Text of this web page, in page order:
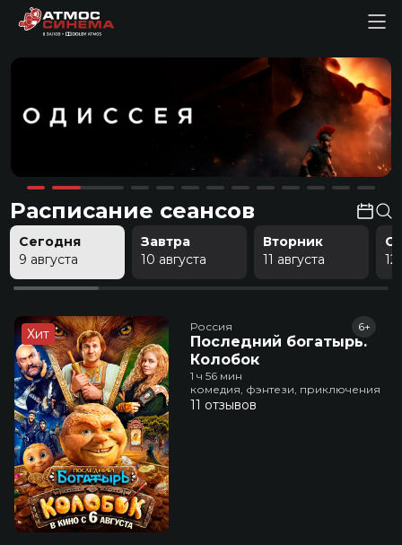
Расписание сеансов
Сегодня
9 августа
Завтра
10 августа
Вторник
11 августа
12
Хит Россия
Последний богатырь.
Колобок
6+
1 ч 56 мин
комедия, фэнтези, приключения
11 отзывов